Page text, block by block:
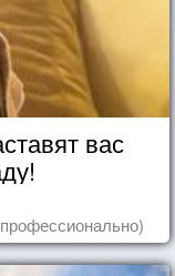
вас